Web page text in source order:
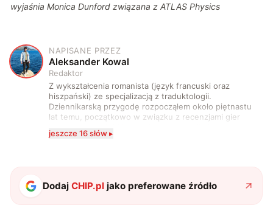
wyjaśnia Monica Dunford związana z ATLAS Physics
A
NAPISANE PRZEZ
Aleksander Kowal
Redaktor
Z wykształcenia romanista (język francuski oraz
hiszpański) ze specjalizacją z traduktologii.
Dziennikarską przygodę rozpocząłem około piętnastu
lat temu, początkowo w związku z recenzjami gier
zdecydowanie częściej na tematy związane z nauką
także uprawiać oraz oglądać sport.
jeszcze 16 słów ▸
DodajCHIP.pl jako preferowane źródło